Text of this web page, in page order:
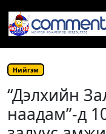
Нийгэм
“Дэлхийн
наадам”-д